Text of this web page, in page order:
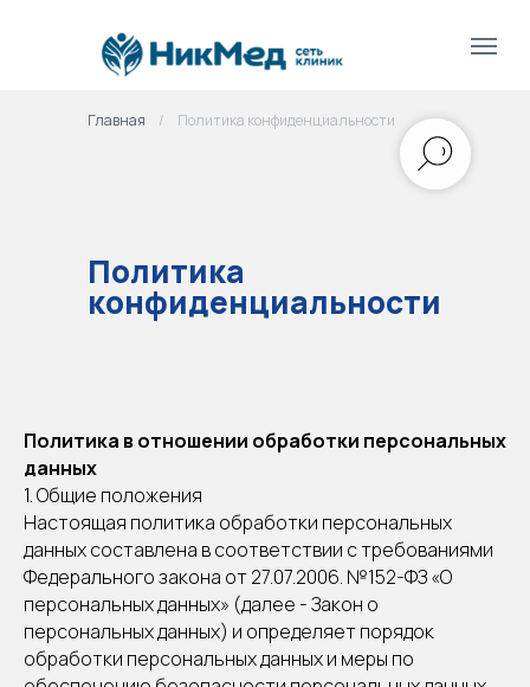
Главная Политика конфиденциальности
/
Политика
конфиденциальности
Политика в отношении обработки персональных
данных
1. Общие положения
Настоящая политика обработки персональных
данных составлена в соответствии с требованиями
Федерального закона от 27.07.2006. №152-ФЗ «О
персональных данных» (далее - Закон о
персональных данных) и определяет порядок
обработки персональных данных и меры по